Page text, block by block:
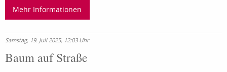
Mehr Informationen
Samstag, 19. Juli 2025, 12:03 Uhr
Baum auf Straße